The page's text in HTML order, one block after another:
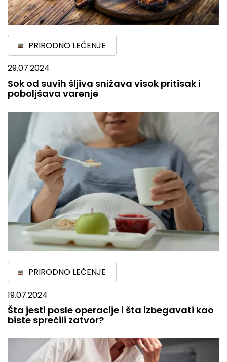
PRIRODNO LEČENJE
29.07.2024
Sok od suvih šljiva snižava visok pritisak i
poboljšava varenje
PRIRODNO LEČENJE
19.07.2024
Šta jesti posle operacije i šta izbegavati kao
biste sprečili zatvor?